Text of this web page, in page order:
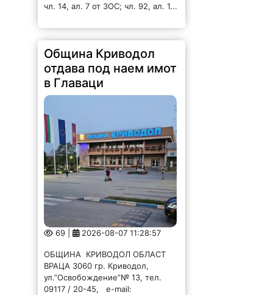
чл. 14, ал. 7 от ЗОС; чл. 92, ал. 1...
Община Криводол
отдава под наем имот
в Главаци
69 | 2026-08-07 11:28:57
ОБЩИНА КРИВОДОЛ ОБЛАСТ
ВРАЦА 3060 гр. Криводол,
ул.”Освобождение”№ 13, тел.
09117 / 20-45, e-mail: